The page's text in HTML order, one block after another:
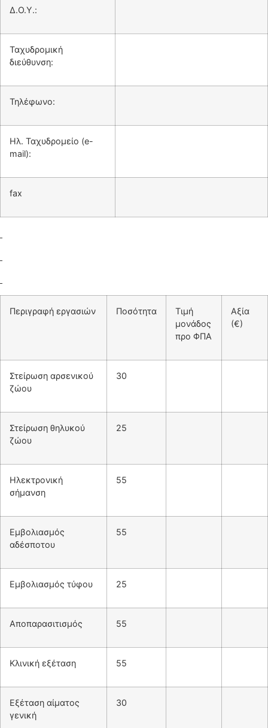
Δ.Ο.Υ.:
Ταχυδρομική
διεύθυνση:
Τηλέφωνο:
Ηλ. Ταχυδρομείο (e-
mail):
fax
Περιγραφή εργασιών Ποσότητα
Τιμή
μονάδος
προ ΦΠΑ
Αξία
(€)
Στείρωση αρσενικού
ζώου
30
Στείρωση θηλυκού
ζώου
25
Ηλεκτρονική
σήμανση
55
Εμβολιασμός
αδέσποτου
55
Εμβολιασμός τύφου 25
Αποπαρασιτισμός 55
Κλινική εξέταση 55
Εξέταση αίματος
γενική
30